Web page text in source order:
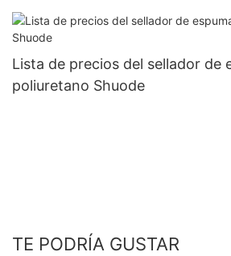
de poliuretano personalizada.
Lista de precios del sellador de
poliuretano Shuode
TE PODRÍA GUSTAR